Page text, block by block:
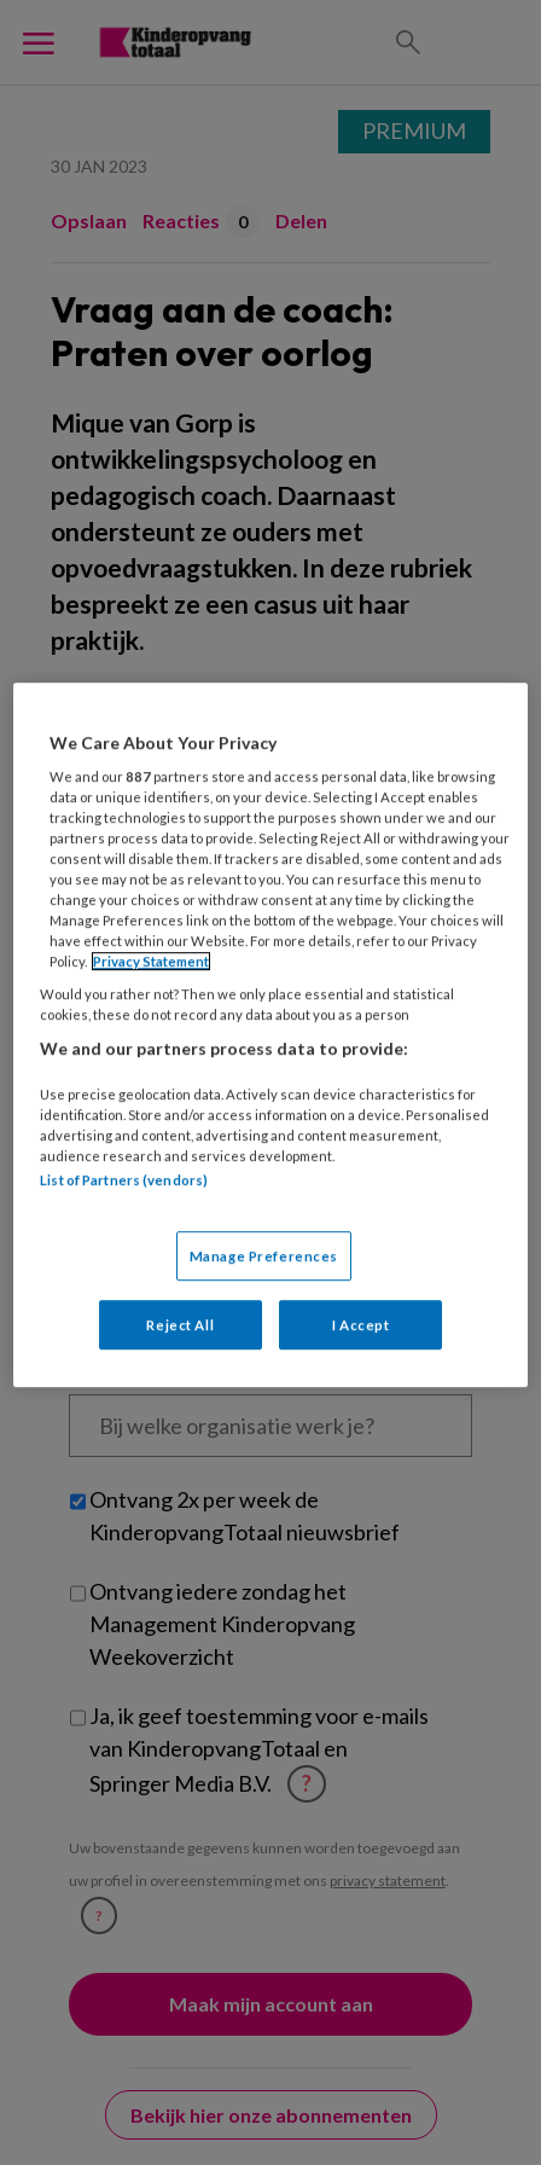
30 JAN 2023
Opslaan Reacties 0 Delen
Vraag aan de coach:
Praten over oorlog
Mique van Gorp is
ontwikkelingspsycholoog en
pedagogisch coach. Daarnaast
ondersteunt ze ouders met
opvoedvraagstukken. In deze rubriek
bespreekt ze een casus uit haar
praktijk.
REGISTREREN
Wil je dit artikel lezen?
Maak gratis een account aan en lees 2
artikelen gratis per maand
Al een account of abonnement?
Wat
is
je
e-
wachtwoord* *
Kies
functie *
Bij
welke
je?
Untitled
Ontvang 2x per week de
KinderopvangTotaal nieuwsbrief
Ontvang iedere zondag het
Management Kinderopvang
Weekoverzicht
Ja, ik geef toestemming voor e-mails
van KinderopvangTotaal en
Springer Media B.V.
?
Uw bovenstaande gegevens kunnen worden toegevoegd aan
uw profiel in overeenstemming met ons privacy statement.
?
Bekijk hier onze abonnementen
PREMIUM
We Care About Your Privacy
We and our887 partners store and access personal data, like browsing
data or unique identifiers, on your device. Selecting I Accept enables
tracking technologies to support the purposes shown under we and our
partners process data to provide. Selecting Reject All or withdrawing your
consent will disable them. If trackers are disabled, some content and ads
you see may not be as relevant to you. You can resurface this menu to
change your choices or withdraw consent at any time by clicking the
Manage Preferences link on the bottom of the webpage. Your choices will
have effect within our Website. For more details, refer to our Privacy
Policy. Privacy Statement
Would you rather not? Then we only place essential and statistical
cookies, these do not record any data about you as a person
We and our partners process data to provide:
Use precise geolocation data. Actively scan device characteristics for
identification. Store and/or access information on a device. Personalised
advertising and content, advertising and content measurement,
audience research and services development.
List of Partners (vendors)
Manage Preferences
Reject All I Accept